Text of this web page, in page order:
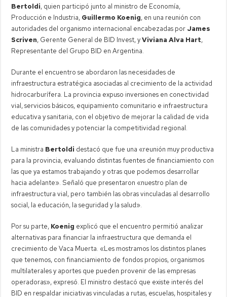
Bertoldi, quien participó junto al ministro de Economía,
Producción e Industria, Guillermo Koenig, en una reunión con
autoridades del organismo internacional encabezadas por James
Scriven, Gerente General de BID Invest, yViviana Alva Hart,
Representante del Grupo BID en Argentina.
Durante el encuentro se abordaron las necesidades de
infraestructura estratégica asociadas al crecimiento de la actividad
hidrocarburífera. La provincia expuso inversiones en conectividad
vial, servicios básicos, equipamiento comunitario e infraestructura
educativa y sanitaria, con el objetivo de mejorar la calidad de vida
de las comunidades y potenciar la competitividad regional.
La ministra Bertoldi destacó que fue una «reunión muy productiva
para la provincia, evaluando distintas fuentes de financiamiento con
las que ya estamos trabajando y otras que podemos desarrollar
hacia adelante». Señaló que presentaron «nuestro plan de
infraestructura vial, pero también las obras vinculadas al desarrollo
social, la educación, la seguridad y la salud».
Por su parte, Koenig explicó que el encuentro permitió analizar
alternativas para financiar la infraestructura que demanda el
crecimiento de Vaca Muerta. «Les mostramos los distintos planes
que tenemos, con financiamiento de fondos propios, organismos
multilaterales y aportes que pueden provenir de las empresas
operadoras», expresó. El ministro destacó que existe interés del
BID en respaldar iniciativas vinculadas a rutas, escuelas, hospitales y